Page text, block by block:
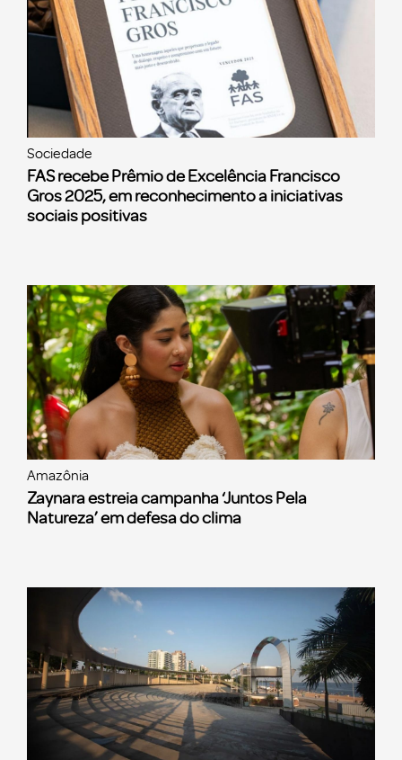
Sociedade
FAS recebe Prêmio de Excelência Francisco
Gros 2025, em reconhecimento a iniciativas
sociais positivas
Amazônia
Zaynara estreia campanha ‘Juntos Pela
Natureza’ em defesa do clima